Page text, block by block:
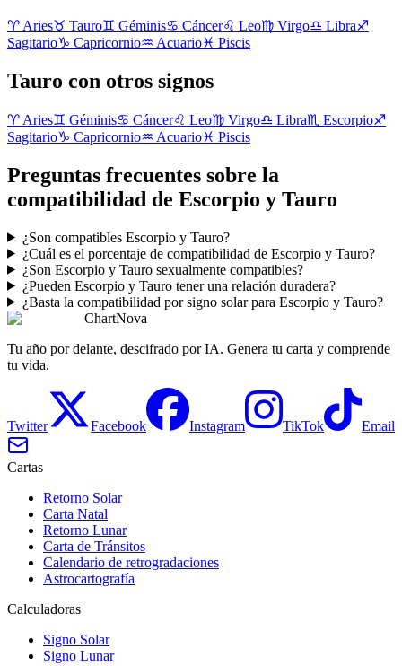
♈ Aries♉ Tauro♊ Géminis♋ Cáncer♌ Leo♍ Virgo♎ Libra♐
Sagitario♑ Capricornio♒ Acuario♓ Piscis
Tauro con otros signos
♈ Aries♊ Géminis♋ Cáncer♌ Leo♍ Virgo♎ Libra♏ Escorpio♐
Sagitario♑ Capricornio♒ Acuario♓ Piscis
Preguntas frecuentes sobre la
compatibilidad de Escorpio y Tauro
¿Son compatibles Escorpio y Tauro?
¿Cuál es el porcentaje de compatibilidad de Escorpio y Tauro?
¿Son Escorpio y Tauro sexualmente compatibles?
¿Pueden Escorpio y Tauro tener una relación duradera?
¿Basta la compatibilidad por signo solar para Escorpio y Tauro?
ChartNova
Tu año por delante, descifrado por IA. Genera tu carta y comprende
tu vida.
Twitter Facebook Instagram TikTok Email
Cartas
Retorno Solar
Carta Natal
Retorno Lunar
Carta de Tránsitos
Calendario de retrogradaciones
Astrocartografía
Calculadoras
Signo Solar
Signo Lunar